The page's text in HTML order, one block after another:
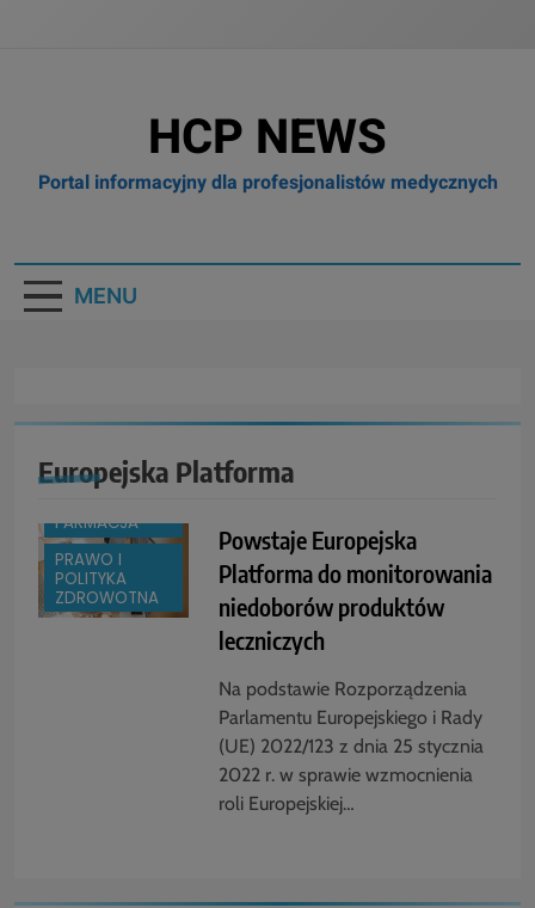
HCP NEWS
Portal informacyjny dla profesjonalistów medycznych
MENU
Europejska Platforma
BOX
FARMACJA
PRAWO I
POLITYKA
ZDROWOTNA
Powstaje Europejska
Platforma do monitorowania
niedoborów produktów
leczniczych
Na podstawie Rozporządzenia
Parlamentu Europejskiego i Rady
(UE) 2022/123 z dnia 25 stycznia
2022 r. w sprawie wzmocnienia
roli Europejskiej…